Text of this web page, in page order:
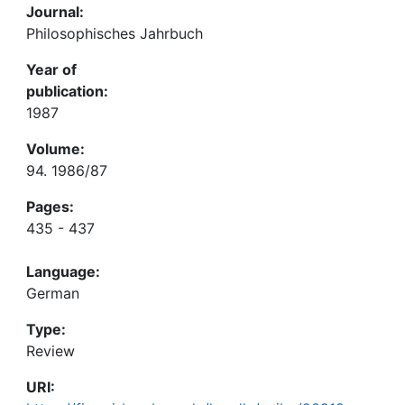
Journal:
Philosophisches Jahrbuch
Year of
publication:
1987
Volume:
94. 1986/87
Pages:
435 - 437
Language:
German
Type:
Review
URI: